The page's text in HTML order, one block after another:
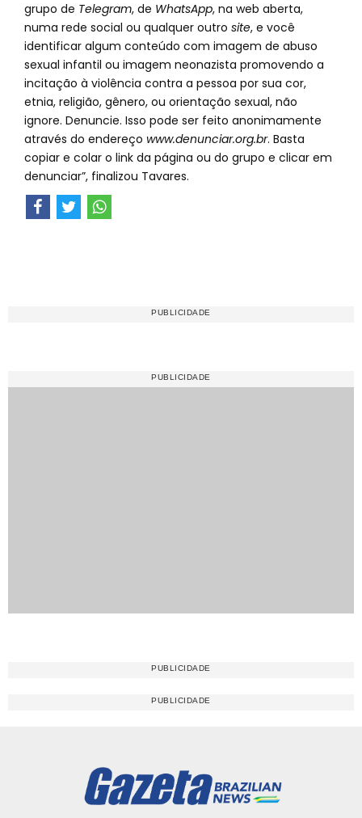
grupo de Telegram, de WhatsApp, na web aberta,
numa rede social ou qualquer outro site, e você
identificar algum conteúdo com imagem de abuso
sexual infantil ou imagem neonazista promovendo a
incitação à violência contra a pessoa por sua cor,
etnia, religião, gênero, ou orientação sexual, não
ignore. Denuncie. Isso pode ser feito anonimamente
através do endereço www.denunciar.org.br. Basta
copiar e colar o link da página ou do grupo e clicar em
denunciar”, finalizou Tavares.